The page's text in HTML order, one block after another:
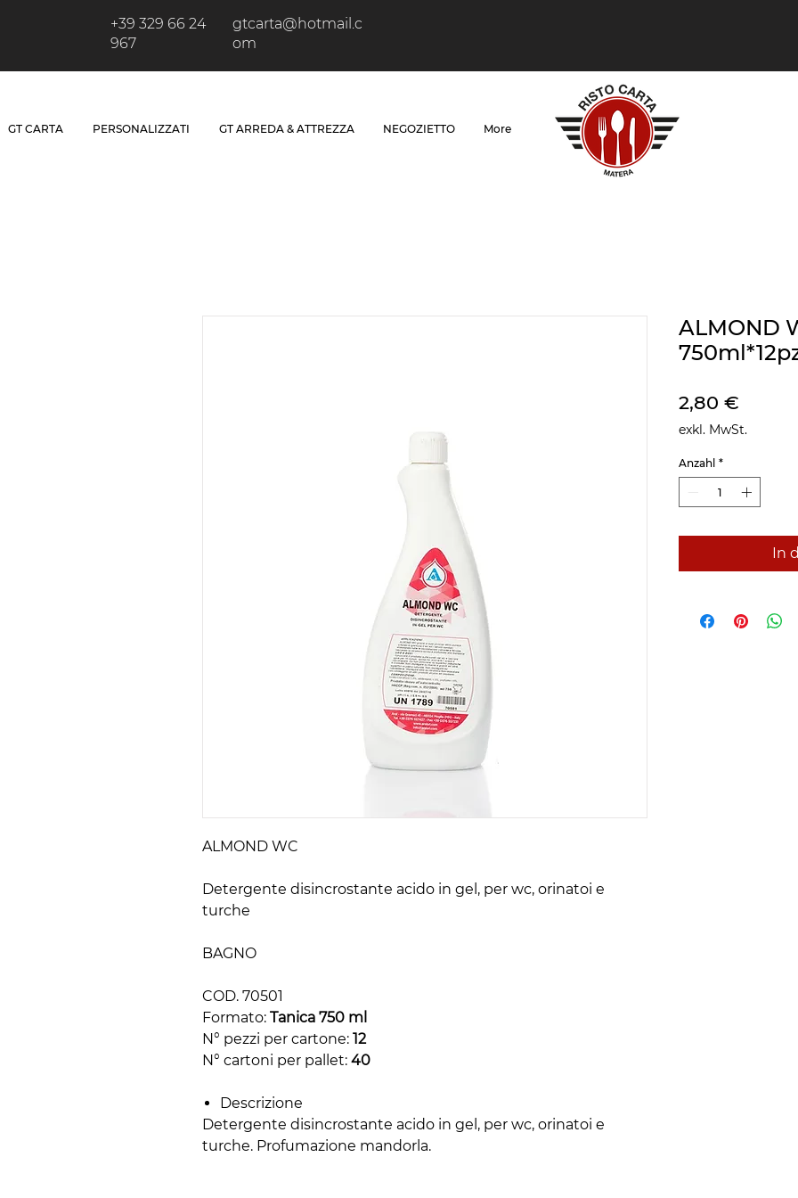
+39 329 66 24
967
gtcarta@hotmail.c
om
GT CARTA PERSONALIZZATI GT ARREDA & ATTREZZA NEGOZIETTO More
ALMOND WC
Detergente disincrostante acido in gel, per wc, orinatoi e
turche
BAGNO
COD. 70501
Formato: Tanica 750 ml
N° pezzi per cartone: 12
N° cartoni per pallet: 40
Descrizione
Detergente disincrostante acido in gel, per wc, orinatoi e
turche. Profumazione mandorla.
ALMOND
2,80 €
exkl. MwSt.
Anzahl *
In